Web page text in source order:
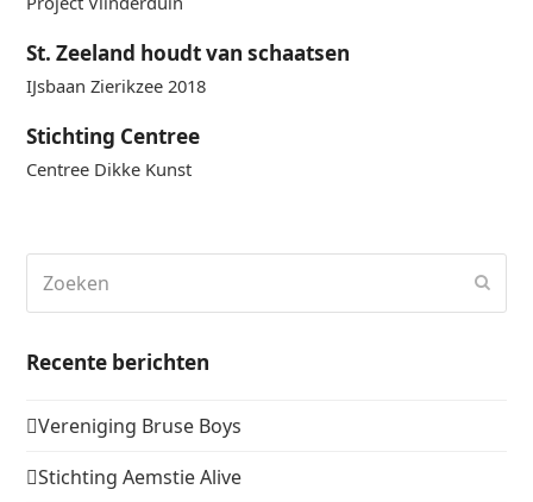
St. Zeeland houdt van schaatsen
IJsbaan Zierikzee 2018
Stichting Centree
Centree Dikke Kunst
Recente berichten
Vereniging Bruse Boys
Stichting Aemstie Alive